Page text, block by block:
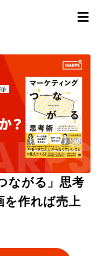
ながる」思考
作れば売上